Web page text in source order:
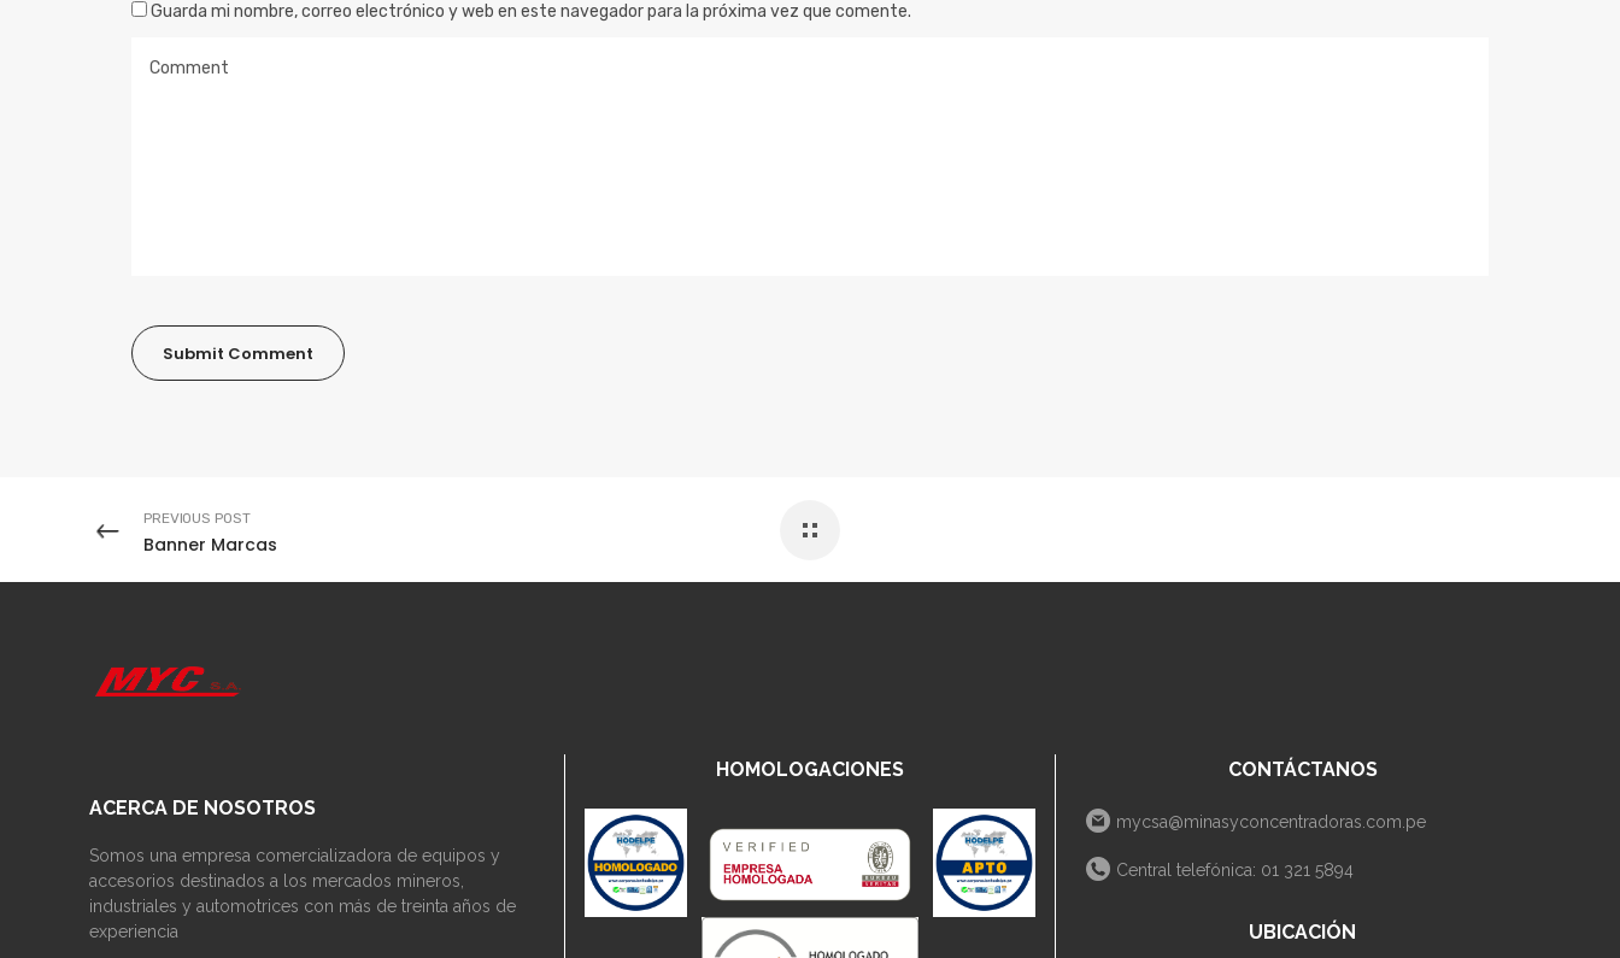
Guarda mi nombre, correo electrónico y web en este navegador para la próxima vez que comente.
PREVIOUS POST
Banner Marcas
ACERCA DE NOSOTROS
Somos una empresa comercializadora de equipos y
accesorios destinados a los mercados mineros,
industriales y automotrices con más de treinta años de
experiencia
HOMOLOGACIONES CONTÁCTANOS
mycsa@minasyconcentradoras.com.pe
Central telefónica: 01 321 5894
UBICACIÓN